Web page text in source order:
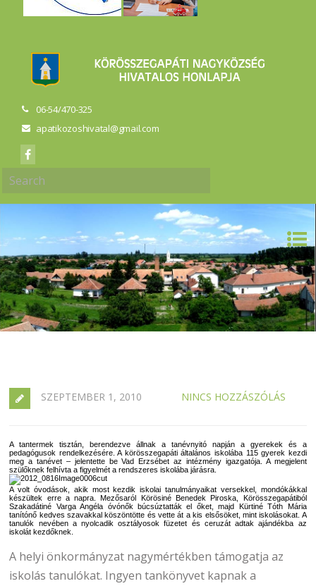
06-54/470-325
apatikozoshivatal@gmail.com
SZEPTEMBER 1, 2010 NINCS HOZZÁSZÓLÁS
A tantermek tisztán, berendezve állnak a tanévnyitó napján a gyerekek és a
pedagógusok rendelkezésére. A körösszegapáti általános iskolába 115 gyerek kezdi
meg a tanévet – jelentette be Vad Erzsébet az intézmény igazgatója. A megjelent
szülőknek felhívta a figyelmét a rendszeres iskolába járásra.
A volt óvodások, akik most kezdik iskolai tanulmányaikat versekkel, mondókákkal
készültek erre a napra. Mezősaról Körösiné Benedek Piroska, Körösszegapátiból
Szakadátiné Varga Angéla óvónők búcsúztatták el őket, majd Kürtiné Tóth Mária
tanítónő kedves szavakkal köszöntötte és vette át a kis elsősöket, mint iskolásokat. A
tanulók nevében a nyolcadik osztályosok füzetet és ceruzát adtak ajándékba az
iskolát kezdőknek.
A helyi önkormányzat nagymértékben támogatja az
iskolás tanulókat. Ingyen tankönyvet kapnak a